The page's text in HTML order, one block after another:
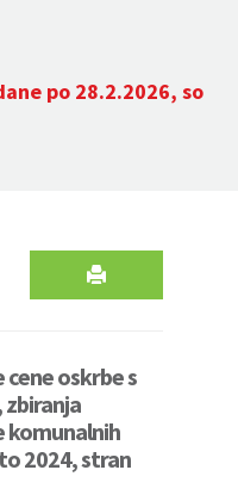
po 28.2.2026, so
oskrbe s
zbiranja
komunalnih
2024, stran